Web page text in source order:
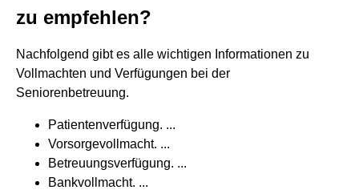
zu empfehlen?
Nachfolgend gibt es alle wichtigen Informationen zu
Vollmachten und Verfügungen bei der
Seniorenbetreuung.
Patientenverfügung. ...
Vorsorgevollmacht. ...
Betreuungsverfügung. ...
Bankvollmacht. ...